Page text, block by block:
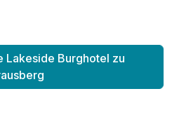
Lakeside Burghotel zu